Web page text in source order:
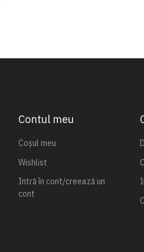
Contul meu
Coșul meu
Wishlist
Intră în cont/creează un
cont